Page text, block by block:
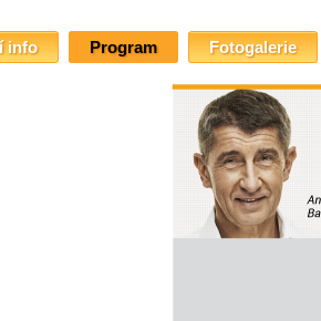
info Program Fotogalerie